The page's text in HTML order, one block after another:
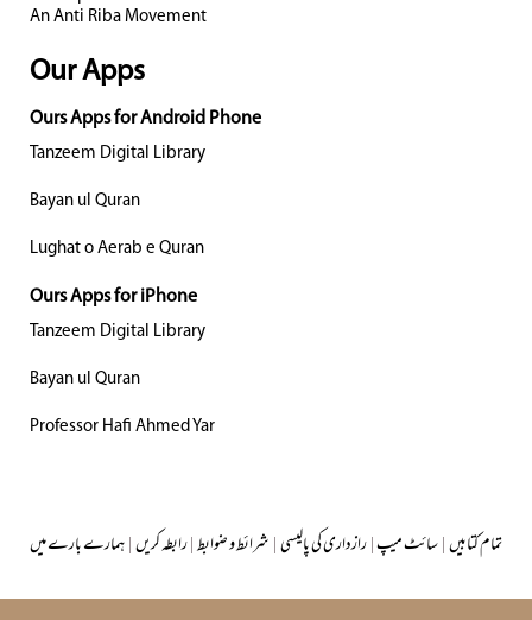
An Anti Riba Movement
Our Apps
Ours Apps for Android Phone
Tanzeem Digital Library
Bayan ul Quran
Lughat o Aerab e Quran
Ours Apps for iPhone
Tanzeem Digital Library
Bayan ul Quran
Professor Hafi Ahmed Yar
ہمارے بارے میں|رابطہ کریں|شرائط و ضوابط|رازداری کی پالیسی|سائٹ میپ|تمام کتابیں